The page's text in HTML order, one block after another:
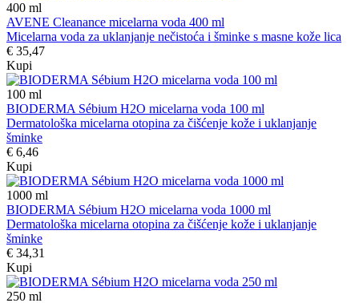
400 ml
AVENE Cleanance micelarna voda 400 ml
Micelarna voda za uklanjanje nečistoća i šminke s masne kože lica
€ 35,47
Kupi
100 ml
BIODERMA Sébium H2O micelarna voda 100 ml
Dermatološka micelarna otopina za čišćenje kože i uklanjanje
šminke
€ 6,46
Kupi
1000 ml
BIODERMA Sébium H2O micelarna voda 1000 ml
Dermatološka micelarna otopina za čišćenje kože i uklanjanje
šminke
€ 34,31
Kupi
250 ml